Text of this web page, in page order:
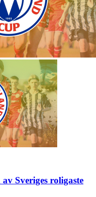
Sveriges roligaste